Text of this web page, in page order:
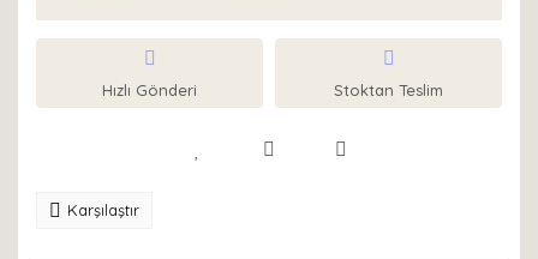
Hızlı Gönderi Stoktan Teslim
Karşılaştır